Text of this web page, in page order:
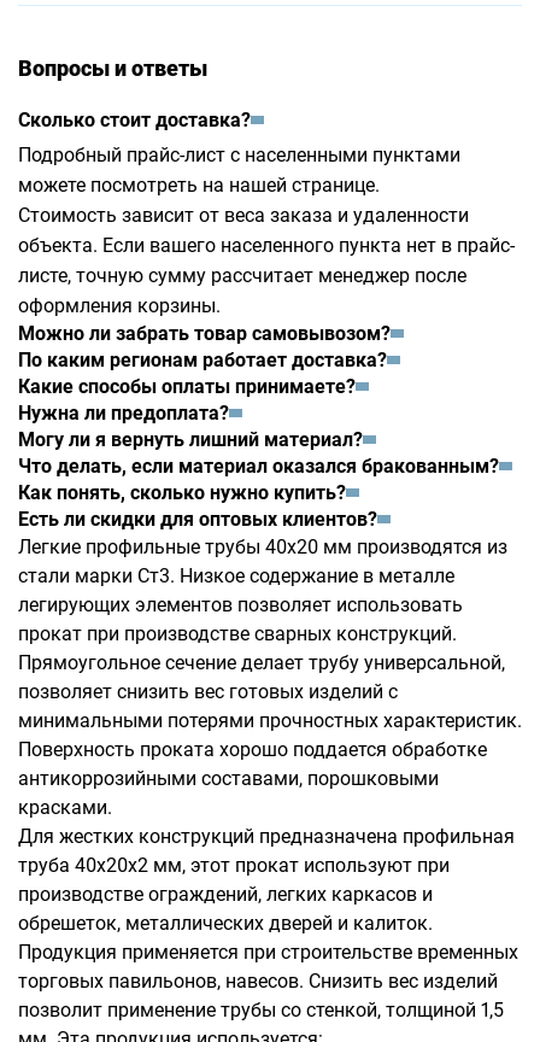
Вопросы и ответы
Сколько стоит доставка?
Подробный прайс-лист с населенными пунктами
можете посмотреть на нашей странице.
Стоимость зависит от веса заказа и удаленности
объекта. Если вашего населенного пункта нет в прайс-
листе, точную сумму рассчитает менеджер после
оформления корзины.
Можно ли забрать товар самовывозом?
По каким регионам работает доставка?
Какие способы оплаты принимаете?
Нужна ли предоплата?
Могу ли я вернуть лишний материал?
Что делать, если материал оказался бракованным?
Как понять, сколько нужно купить?
Есть ли скидки для оптовых клиентов?
Легкие профильные трубы 40х20 мм производятся из
стали марки Ст3. Низкое содержание в металле
легирующих элементов позволяет использовать
прокат при производстве сварных конструкций.
Прямоугольное сечение делает трубу универсальной,
позволяет снизить вес готовых изделий с
минимальными потерями прочностных характеристик.
Поверхность проката хорошо поддается обработке
антикоррозийными составами, порошковыми
красками.
Для жестких конструкций предназначена профильная
труба 40х20х2 мм, этот прокат используют при
производстве ограждений, легких каркасов и
обрешеток, металлических дверей и калиток.
Продукция применяется при строительстве временных
торговых павильонов, навесов. Снизить вес изделий
позволит применение трубы со стенкой, толщиной 1,5